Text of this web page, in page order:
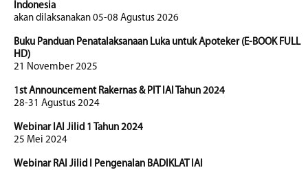
Indonesia
akan dilaksanakan 05-08 Agustus 2026
Buku Panduan Penatalaksanaan Luka untuk Apoteker (E-BOOK FULL
HD)
21 November 2025
1st Announcement Rakernas & PIT IAI Tahun 2024
28-31 Agustus 2024
Webinar IAI Jilid 1 Tahun 2024
25 Mei 2024
Webinar RAI Jilid I Pengenalan BADIKLAT IAI